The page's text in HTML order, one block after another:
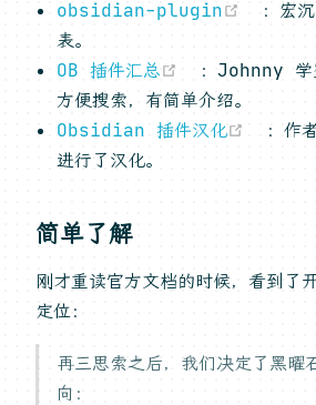
obsidian-plugin
：宏
表。
OB 插件汇总
(opens
：Johnny 学
方便搜索，有简单介绍。
Obsidian 插件汉化
：作
进行了汉化。
简单了解
刚才重读官方文档的时候，看到
定位：
再三思索之后，我们决定了黑曜
向：